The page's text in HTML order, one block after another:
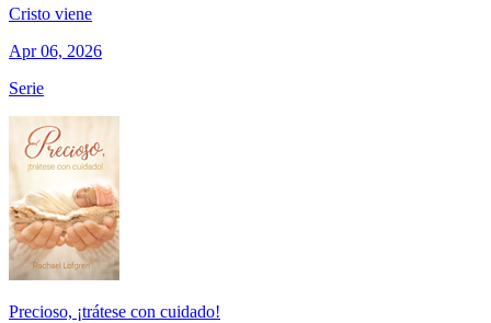
Cristo viene
Apr 06, 2026
Serie
Precioso, ¡trátese con cuidado!